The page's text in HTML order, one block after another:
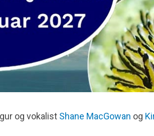
og vokalist Shane MacGowan og